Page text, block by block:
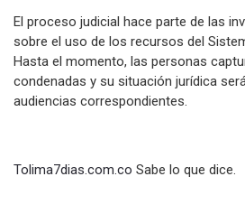
El proceso judicial hace parte de las
sobre el uso de los recursos del
Hasta el momento, las personas
condenadas y su situación jurídica
audiencias correspondientes.
Tolima7dias.com.co Sabe lo que dice.